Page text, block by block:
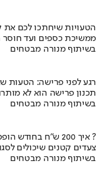
הטעויות שיחתכו לכם
ממשיכת כספים ועד חוסר
בשיתוף מנורה מבטחים
רגע לפני פרישה: הטעות
תכנון פרישה הוא לא
בשיתוף מנורה מבטחים
איך 200 ש"ח בחודש הופכים ל140 אלף ?
צעדים קטנים שיכולים
בשיתוף מנורה מבטחים